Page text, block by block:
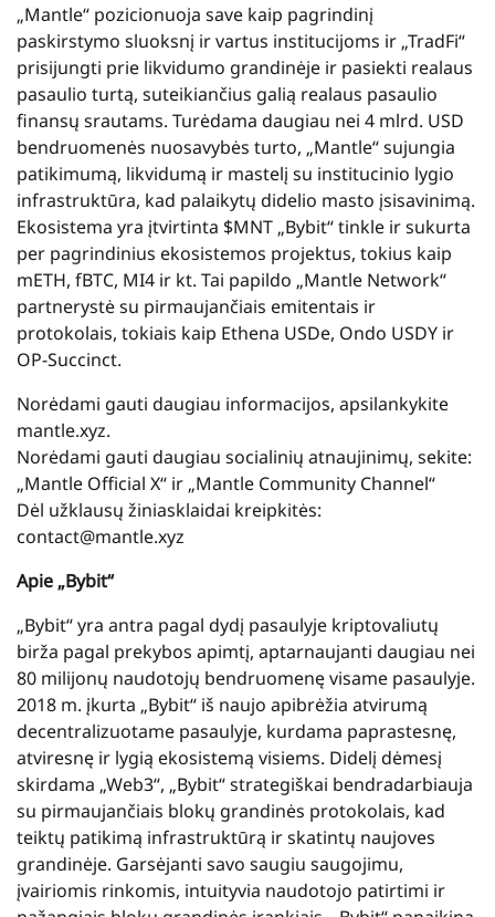
„Mantle“ pozicionuoja save kaip pagrindinį
paskirstymo sluoksnį ir vartus institucijoms ir „TradFi“
prisijungti prie likvidumo grandinėje ir pasiekti realaus
pasaulio turtą, suteikiančius galią realaus pasaulio
finansų srautams. Turėdama daugiau nei 4 mlrd. USD
bendruomenės nuosavybės turto, „Mantle“ sujungia
patikimumą, likvidumą ir mastelį su institucinio lygio
infrastruktūra, kad palaikytų didelio masto įsisavinimą.
Ekosistema yra įtvirtinta $MNT „Bybit“ tinkle ir sukurta
per pagrindinius ekosistemos projektus, tokius kaip
mETH, fBTC, MI4 ir kt. Tai papildo „Mantle Network“
partnerystė su pirmaujančiais emitentais ir
protokolais, tokiais kaip Ethena USDe, Ondo USDY ir
OP-Succinct.
Norėdami gauti daugiau informacijos, apsilankykite
mantle.xyz.
Norėdami gauti daugiau socialinių atnaujinimų, sekite:
„Mantle Official X“ ir „Mantle Community Channel“
Dėl užklausų žiniasklaidai kreipkitės:
contact@mantle.xyz
Apie „Bybit“
„Bybit“ yra antra pagal dydį pasaulyje kriptovaliutų
birža pagal prekybos apimtį, aptarnaujanti daugiau nei
80 milijonų naudotojų bendruomenę visame pasaulyje.
2018 m. įkurta „Bybit“ iš naujo apibrėžia atvirumą
decentralizuotame pasaulyje, kurdama paprastesnę,
atviresnę ir lygią ekosistemą visiems. Didelį dėmesį
skirdama „Web3“, „Bybit“ strategiškai bendradarbiauja
su pirmaujančiais blokų grandinės protokolais, kad
teiktų patikimą infrastruktūrą ir skatintų naujoves
grandinėje. Garsėjanti savo saugiu saugojimu,
įvairiomis rinkomis, intuityvia naudotojo patirtimi ir